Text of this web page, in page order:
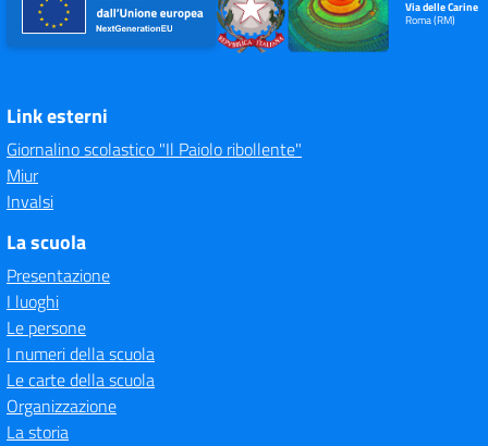
Via delle Carine
Roma (RM)
Link esterni
Giornalino scolastico "Il Paiolo ribollente"
Miur
Invalsi
La scuola
Presentazione
I luoghi
Le persone
I numeri della scuola
Le carte della scuola
Organizzazione
La storia